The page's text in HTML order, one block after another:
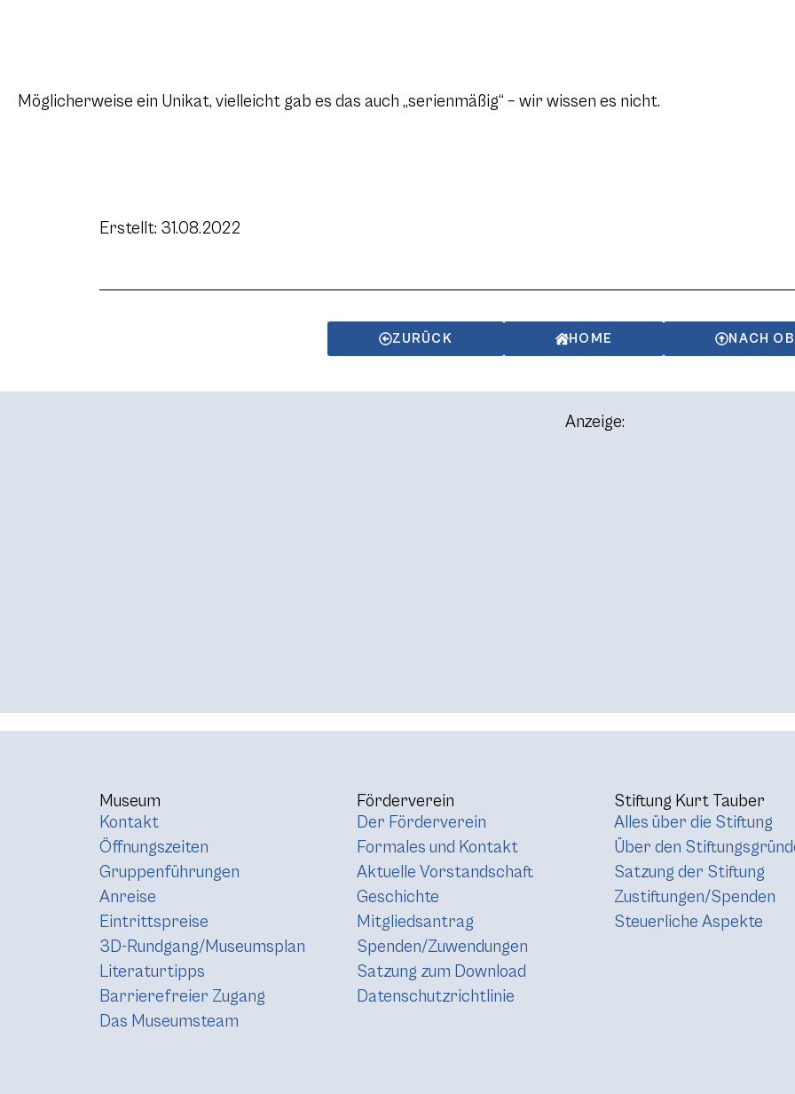
Möglicherweise ein Unikat, vielleicht gab es das auch „serienmäßig“ – wir wissen es nicht.
Erstellt: 31.08.2022
ZURÜCK HOME NACH
Anzeige:
Museum
Kontakt
Öffnungszeiten
Gruppenführungen
Anreise
Eintrittspreise
3D-Rundgang/Museumsplan
Literaturtipps
Barrierefreier Zugang
Das Museumsteam
Förderverein
Der Förderverein
Formales und Kontakt
Aktuelle Vorstandschaft
Geschichte
Mitgliedsantrag
Spenden/Zuwendungen
Satzung zum Download
Datenschutzrichtlinie
Stiftung Kurt Tauber
Alles über die Stiftung
Über den
Satzung der Stiftung
Zustiftungen/Spenden
Steuerliche Aspekte